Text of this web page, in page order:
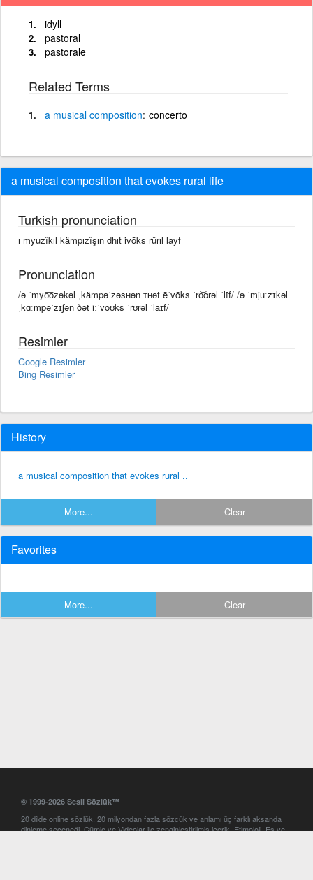
idyll
pastoral
pastorale
Related Terms
a musical composition concerto
a musical composition that evokes rural life
Turkish pronunciation
ı myuzîkıl kämpızîşın dhıt ivōks rûrıl layf
Pronunciation
/ə ˈmyo͞ozəkəl ˌkämpəˈzəsʜən ᴛʜət ēˈvōks ˈro͝orəl ˈlīf/ /ə ˈmjuːzɪkəl
ˌkɑːmpəˈzɪʃən ðət iːˈvoʊks ˈrʊrəl ˈlaɪf/
Resimler
Google Resimler
Bing Resimler
History
a musical composition that evokes rural ..
More... Clear
Favorites
More... Clear
© 1999-2026 Sesli Sözlük™
20 dilde online sözlük. 20 milyondan fazla sözcük ve anlamı üç farklı aksanda
dinleme seçeneği. Cümle ve Videolar ile zenginleştirilmiş içerik. Etimoloji, Eş ve